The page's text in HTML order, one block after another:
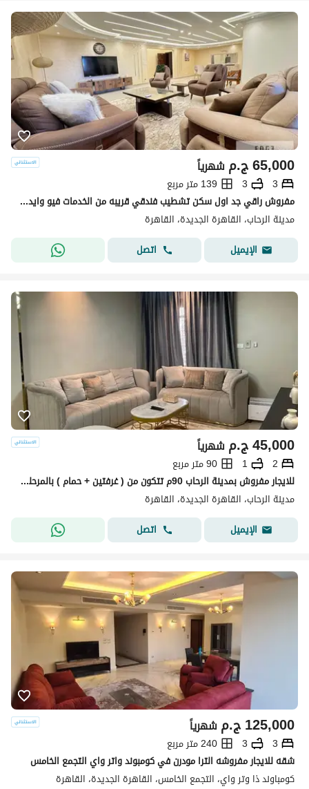
ج.م65,000 شهرياً
3
3
139 متر مربع
مفروش راقي جد اول سكن تشطيب فندقي قريبه من الخدمات فيو وايد جاردن
مدينة الرحاب، القاهرة الجديدة، القاهرة
الإيميل
اتصل
ج.م45,000 شهرياً
2
1
90 متر مربع
للايجار مفروش بمدينة الرحاب 90م تتكون من ( غرفتين + حمام ) بالمرحلة الخامسة بالقرب من جميع الخدمات ( مول الجيت واي + بوابة 19 -17 ) دور رابع بأسانسير
مدينة الرحاب، القاهرة الجديدة، القاهرة
الإيميل
اتصل
ج.م125,000 شهرياً
3
3
240 متر مربع
شقه للايجار مفروشه الترا مودرن في كومبوند واتر واي التجمع الخامس
كومباوند ذا وتر واي، التجمع الخامس، القاهرة الجديدة، القاهرة